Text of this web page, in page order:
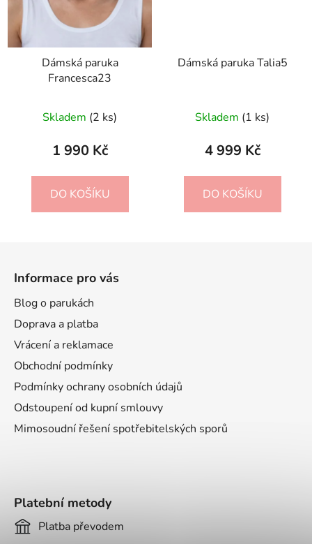
Dámská paruka
Francesca23
Skladem (2 ks)
1 990 Kč
DO KOŠÍKU
Dámská paruka Talia5
Skladem (1 ks)
4 999 Kč
DO KOŠÍKU
Informace pro vás
Blog o parukách
Doprava a platba
Vrácení a reklamace
Obchodní podmínky
Podmínky ochrany osobních údajů
Odstoupení od kupní smlouvy
Mimosoudní řešení spotřebitelských sporů
Platební metody
Platba převodem